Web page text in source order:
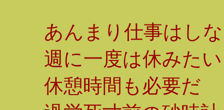
あんまり仕事はし
週に一度は休みたい
休憩時間も必要だ